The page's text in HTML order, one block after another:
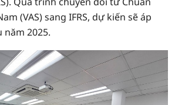
(VAS) sang IFRS, dự kiến sẽ áp
2025.